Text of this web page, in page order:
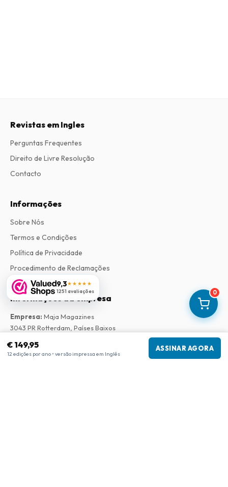
0
€ 149,95
12 edições por ano • versão impressa em Inglês
ASSINAR AGORA
9,3★★★★★
1251 avaliações
Revistas em Ingles
Perguntas Frequentes
Direito de Livre Resolução
Contacto
Informações
Sobre Nós
Termos e Condições
Política de Privacidade
Procedimento de Reclamações
Informações da empresa
Empresa: Maja Magazines
3043 PR Rotterdam, Países Baixos
Câmara de Comércio